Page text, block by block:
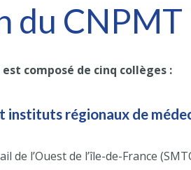
du CNPMT
composé de cinq collèges :
instituts régionaux de
de l’Ouest de l’île-de-France